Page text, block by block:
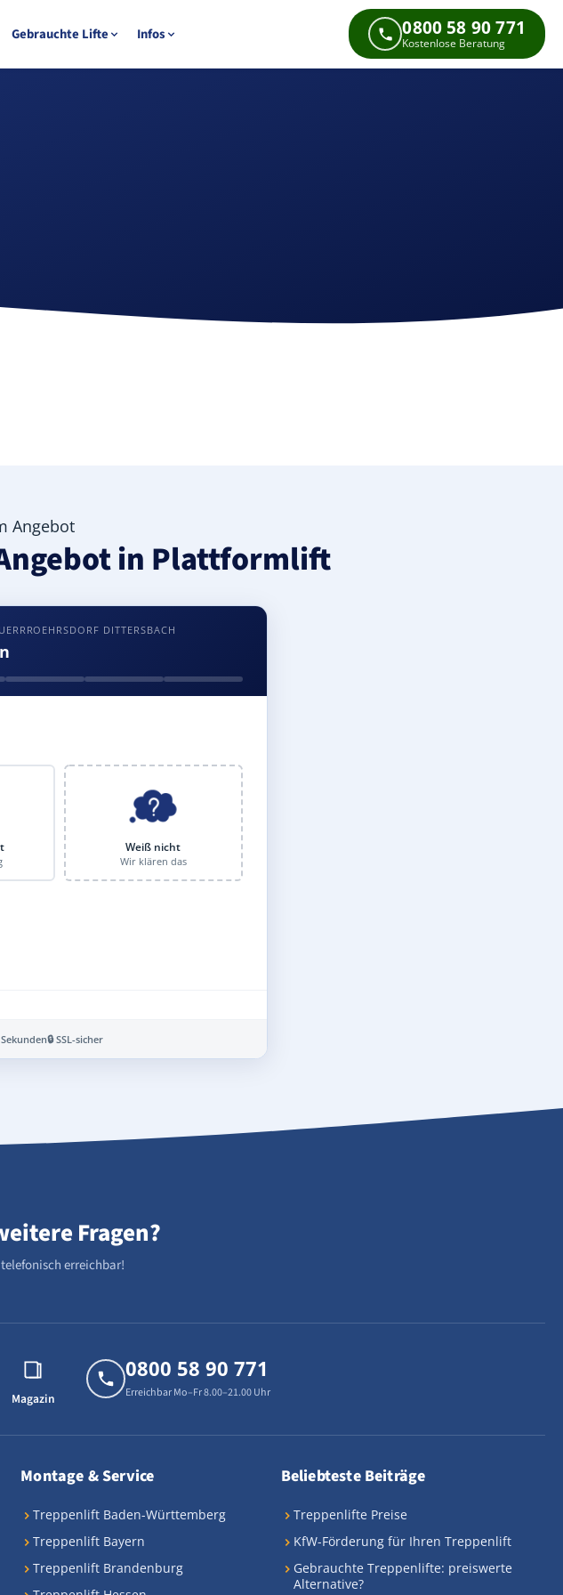
Gebrauchte Lifte Infos 0800 58 90 771
Kostenlose Beratung
Angebot
in Plattformlift
DITTERSBACH
Weiß nicht
Wir klären das
🔒 SSL-sicher
Fragen?
erreichbar!
Magazin
0800 58 90 771
Erreichbar Mo–Fr 8.00–21.00 Uhr
Montage & Service
Treppenlift Baden-Württemberg
Treppenlift Bayern
Treppenlift Brandenburg
Beliebteste Beiträge
Treppenlifte Preise
KfW-Förderung für Ihren Treppenlift
Gebrauchte Treppenlifte: preiswerte
Alternative?